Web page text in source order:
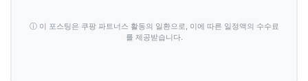
ⓘ 이 포스팅은 쿠팡 파트너스 활동의 일환으로, 이에 따른 일정액의 수수료
를 제공받습니다.